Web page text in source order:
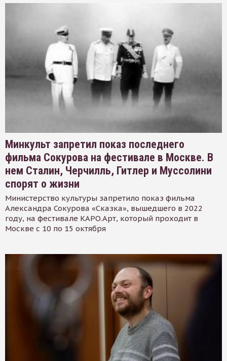
Минкульт запретил показ последнего
фильма Сокурова на фестивале в Москве. В
нем Сталин, Черчилль, Гитлер и Муссолини
спорят о жизни
Министерство культуры запретило показ фильма
Александра Сокурова «Сказка», вышедшего в 2022
году, на фестивале КАРО.Арт, который проходит в
Москве с 10 по 15 октября